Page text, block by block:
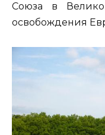
Союза в
освобождения